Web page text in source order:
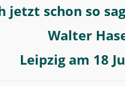
jetzt schon so
Walter
Leipzig am 18